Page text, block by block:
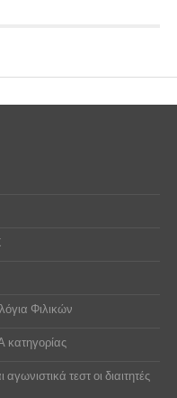
Φιλικών
κατηγορίας
τεστ οι διαιτητές